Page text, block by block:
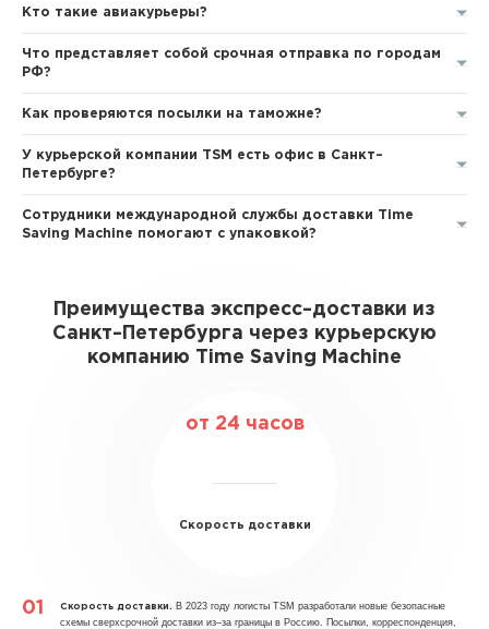
Кто такие авиакурьеры?
Что представляет собой срочная отправка по городам
РФ?
Как проверяются посылки на таможне?
У курьерской компании TSM есть офис в Санкт–
Петербурге?
Сотрудники международной службы доставки Time
Saving Machine помогают с упаковкой?
Преимущества экспресс–доставки из
Санкт–Петербурга через курьерскую
компанию Time Saving Machine
от 24 часов
Скорость доставки
Скорость доставки.
В 2023 году логисты TSM разработали новые безопасные
схемы сверхсрочной доставки из–за границы в Россию. Посылки, корреспонденция,